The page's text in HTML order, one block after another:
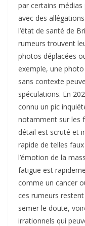
par certains
avec des
l’état de santé de
rumeurs trouvent
photos déplacées
exemple, une
sans contexte
spéculations. En
connu un pic
notamment sur les
détail est scruté et
rapide de telles
l’émotion de la
fatigue est
comme un cancer
ces rumeurs
semer le doute,
irrationnels qui